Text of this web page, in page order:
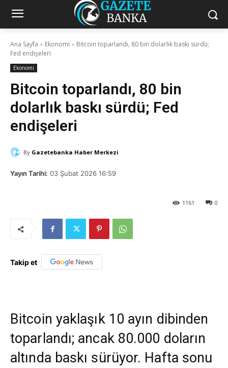
Ana Sayfa Ekonomi
Bitcoin toparlandı, 80 bin dolarlık baskı sürdü;
Fed endişeleri
Ekonomi
Bitcoin toparlandı, 80 bin
dolarlık baskı sürdü; Fed
endişeleri
By Gazetebanka Haber Merkezi
Yayın Tarihi: 03 Şubat 2026 16:59
0
1161
Takip et
Bitcoin yaklaşık 10 ayın dibinden
toparlandı; ancak 80.000 doların
altında baskı sürüyor. Hafta sonu